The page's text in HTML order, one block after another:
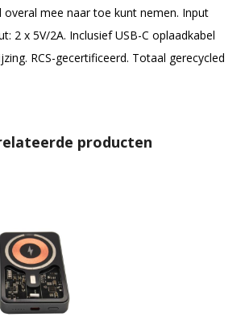
mee naar toe kunt nemen. Input
2 x 5V/2A. Inclusief USB-C oplaadkabel
RCS-gecertificeerd. Totaal gerecycled
producten